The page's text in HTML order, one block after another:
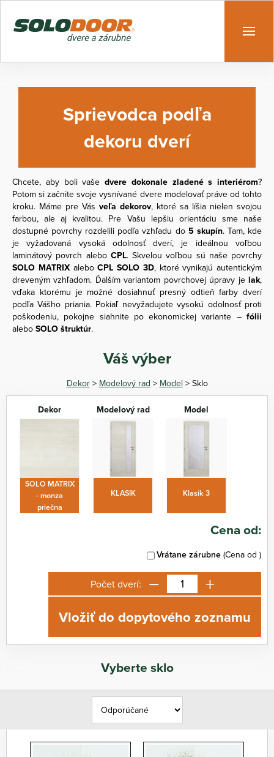
Sprievodca podľa
dekoru dverí
Chcete, aby boli vaše dvere dokonale zladené s interiérom?
Potom si začnite svoje vysnívané dvere modelovať práve od tohto
kroku. Máme pre Vás veľa dekorov, ktoré sa líšia nielen svojou
farbou, ale aj kvalitou. Pre Vašu lepšiu orientáciu sme naše
dostupné povrchy rozdelili podľa vzhľadu do 5 skupín. Tam, kde
je vyžadovaná vysoká odolnosť dverí, je ideálnou voľbou
laminátový povrch alebo CPL. Skvelou voľbou sú naše povrchy
SOLO MATRIXaleboCPL SOLO 3D, ktoré vynikajú autentickým
dreveným vzhľadom. Ďalším variantom povrchovej úpravy je lak,
vďaka ktorému je možné dosiahnuť presný odtieň farby dverí
podľa Vášho priania. Pokiaľ nevyžadujete vysokú odolnosť proti
poškodeniu, pokojne siahnite po ekonomickej variante – fólii
alebo SOLO štruktúr.
Váš výber
Dekor> Modelový rad > Model > Sklo
Dekor
SOLO MATRIX
- monza
priečna
Modelový rad
KLASIK
Model
Klasik 3
Cena od:
Vrátane zárubne (Cena od )
Počet dverí: − +
Vložiť do dopytového zoznamu
Vyberte sklo